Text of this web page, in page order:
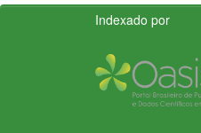
Indexado por